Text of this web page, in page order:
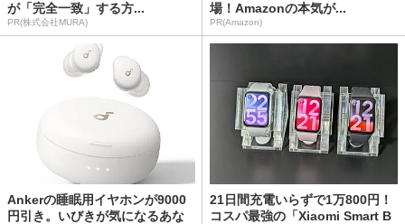
が「完全一致」する方...
PR(株式会社MURA)
場！Amazonの本気が...
PR(Amazon)
Ankerの睡眠用イヤホンが9000
円引き。いびきが気になるあな
21日間充電いらずで1万800円！
コスパ最強の「Xiaomi Smart B